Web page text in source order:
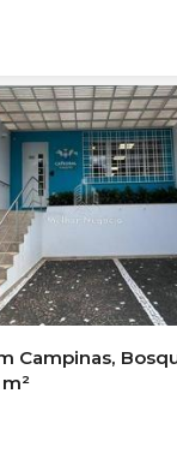
Campinas,